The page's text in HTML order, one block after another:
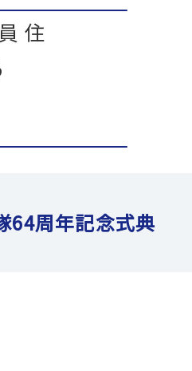
64周年記念式典